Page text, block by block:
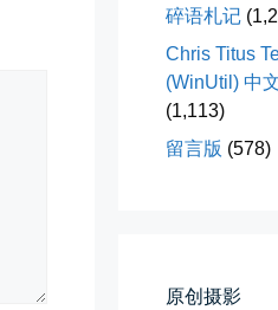
春雪挂树
早晨在厨房
📅 04-06 08:28
碎语札记
Chris Titus
(WinUtil) 中
(1,113)
留言版 (578)
原创摄影